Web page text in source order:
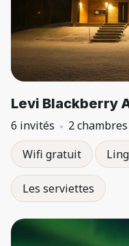
Levi Blackberry
6 invités 2 chambres
Wifi gratuit
Les serviettes